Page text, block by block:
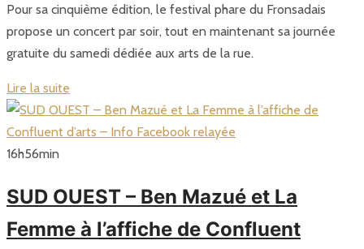
Pour sa cinquième édition, le festival phare du Fronsadais
propose un concert par soir, tout en maintenant sa journée
gratuite du samedi dédiée aux arts de la rue.
Lire la suite
16h56min
SUD OUEST – Ben Mazué et La
Femme à l’affiche de Confluent